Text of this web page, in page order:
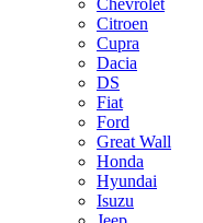
Chevrolet
Citroen
Cupra
Dacia
DS
Fiat
Ford
Great Wall
Honda
Hyundai
Isuzu